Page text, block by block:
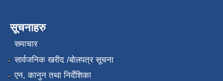
सूचनाहरु
समाचार
सार्वजनिक खरीद /बोलपत्र सूचना
एन, कानुन तथा निर्देशिका